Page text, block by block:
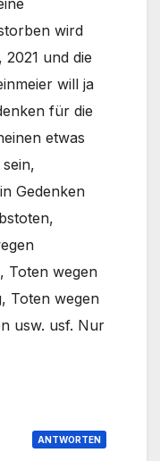
wird
und die
will ja
für die
etwas
Gedenken
Toten wegen
Toten wegen
usw. usf. Nur
ANTWORTEN